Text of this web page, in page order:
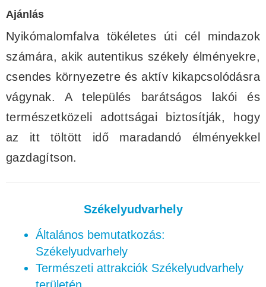
Ajánlás
Nyikómalomfalva tökéletes úti cél mindazok
számára, akik autentikus székely élményekre,
csendes környezetre és aktív kikapcsolódásra
vágynak. A település barátságos lakói és
természetközeli adottságai biztosítják, hogy
az itt töltött idő maradandó élményekkel
gazdagítson.
Székelyudvarhely
Általános bemutatkozás:
Székelyudvarhely
Természeti attrakciók Székelyudvarhely